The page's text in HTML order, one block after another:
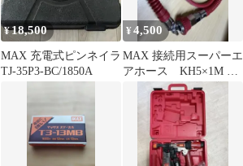
¥18,500
MAX 充電式ピンネイラ
TJ-35P3-BC/1850A
¥4,500
MAX 接続用スーパーエ
アホース KH5×1M 連